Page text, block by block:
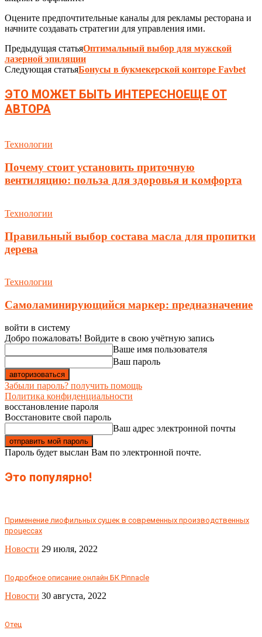
Оцените предпочтительные каналы для рекламы ресторана и
начните создавать стратегии для управления ими.
Предыдущая статьяОптимальный выбор для мужской
лазерной эпиляции
Следующая статьяБонусы в букмекерской конторе Favbet
ЭТО МОЖЕТ БЫТЬ ИНТЕРЕСНОЕЩЕ ОТ
АВТОРА
Технологии
Почему стоит установить приточную
вентиляцию: польза для здоровья и комфорта
Технологии
Правильный выбор состава масла для пропитки
дерева
Технологии
Самоламинирующийся маркер: предназначение
войти в систему
Добро пожаловать! Войдите в свою учётную запись
Ваше имя пользователя
Ваш пароль
Забыли пароль? получить помощь
Политика конфиденциальности
восстановление пароля
Восстановите свой пароль
Ваш адрес электронной почты
Пароль будет выслан Вам по электронной почте.
Это популярно!
Применение лиофильных сушек в современных производственных
процессах
Новости 29 июля, 2022
Подробное описание онлайн БК Pinnacle
Новости 30 августа, 2022
Отец